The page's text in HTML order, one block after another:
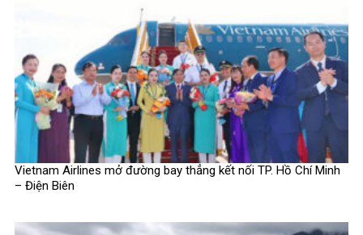
Vietnam Airlines mở đường bay thẳng kết nối TP. Hồ Chí Minh
– Điện Biên